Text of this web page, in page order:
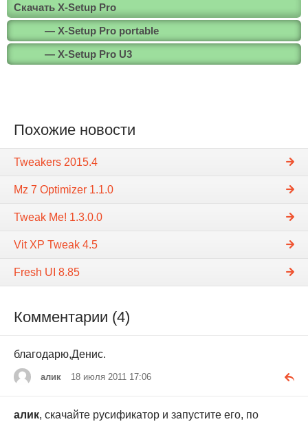
Скачать X-Setup Pro
— X-Setup Pro portable
— X-Setup Pro U3
Похожие новости
Tweakers 2015.4
Mz 7 Optimizer 1.1.0
Tweak Me! 1.3.0.0
Vit XP Tweak 4.5
Fresh UI 8.85
Комментарии (4)
благодарю,Денис.
алик 18 июля 2011 17:06
алик, скачайте русификатор и запустите его, по